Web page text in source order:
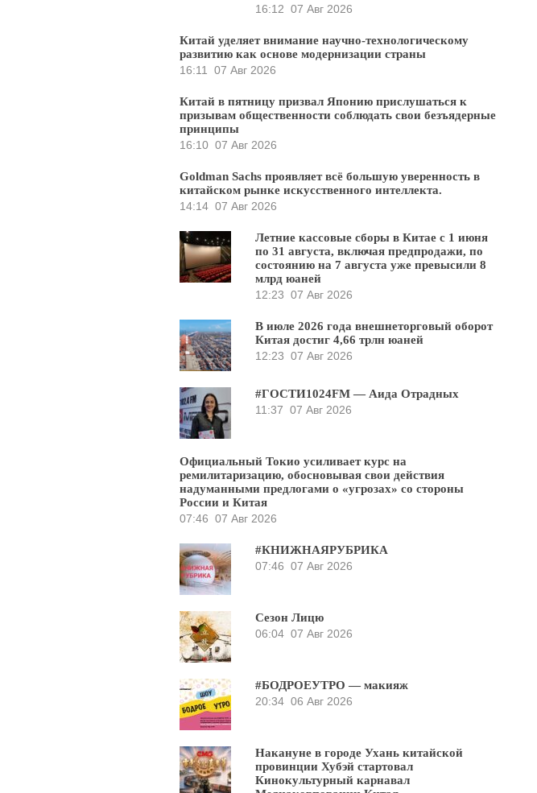
16:12 07 Авг 2026
Китай уделяет внимание научно-технологическому
развитию как основе модернизации страны
16:11
07 Авг 2026
Китай в пятницу призвал Японию прислушаться к
призывам общественности соблюдать свои безъядерные
принципы
16:10 07 Авг 2026
Goldman Sachs проявляет всё большую уверенность в
китайском рынке искусственного интеллекта.
14:14 07 Авг 2026
Летние кассовые сборы в Китае с 1 июня
по 31 августа, включая предпродажи, по
состоянию на 7 августа уже превысили 8
млрд юаней
12:23 07 Авг 2026
В июле 2026 года внешнеторговый оборот
Китая достиг 4,66 трлн юаней
12:23 07 Авг 2026
#ГОСТИ1024FM — Аида Отрадных
11:37 07 Авг 2026
Официальный Токио усиливает курс на
ремилитаризацию, обосновывая свои действия
надуманными предлогами о «угрозах» со стороны
России и Китая
07:46 07 Авг 2026
#КНИЖНАЯРУБРИКА
07:46 07 Авг 2026
Сезон Лицю
06:04 07 Авг 2026
#БОДРОЕУТРО — макияж
20:34 06 Авг 2026
Накануне в городе Ухань китайской
провинции Хубэй стартовал
Кинокультурный карнавал